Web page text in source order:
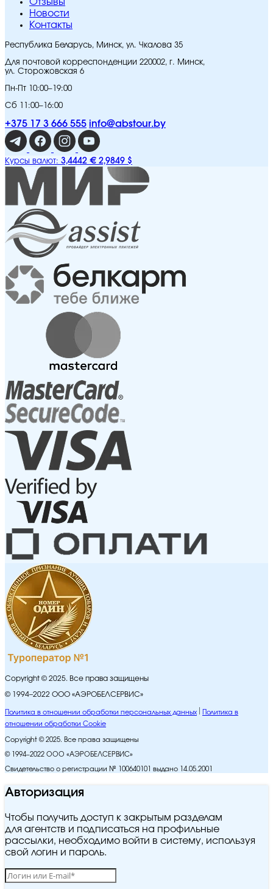
Отзывы
Новости
Контакты
Республика Беларусь, Минск, ул. Чкалова 35
Для почтовой корреспонденции 220002, г. Минск,
ул. Сторожовская 6
Пн-Пт 10:00–19:00
Сб 11:00–16:00
+375 17 3 666 555 info@abstour.by
Курсы валют: 3,4442 € 2,9849 $
Copyright © 2025. Все права защищены
© 1994–2022 ООО «АЭРОБЕЛСЕРВИС»
Политика в отношении обработки персональных данных
Политика в
отношении обработки Cookie
Copyright © 2025. Все права защищены
© 1994–2022 ООО «АЭРОБЕЛСЕРВИС»
Свидетельство о регистрации № 100640101 выдано 14.05.2001
Авторизация
Чтобы получить доступ к закрытым разделам
для агентств и подписаться на профильные
рассылки, необходимо войти в систему, используя
свой логин и пароль.